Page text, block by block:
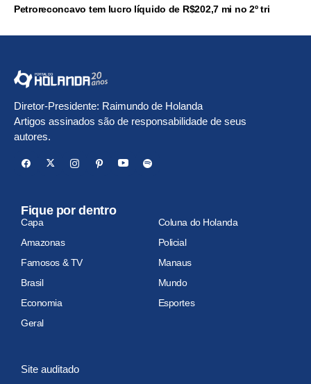
Petroreconcavo tem lucro líquido de R$202,7 mi no 2º tri
Diretor-Presidente: Raimundo de Holanda
Artigos assinados são de responsabilidade de seus
autores.
Fique por dentro
Capa
Coluna do Holanda
Amazonas
Policial
Famosos & TV
Manaus
Brasil
Mundo
Economia
Esportes
Geral
Site auditado